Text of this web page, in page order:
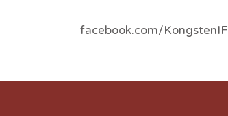
facebook.com/KongstenIF